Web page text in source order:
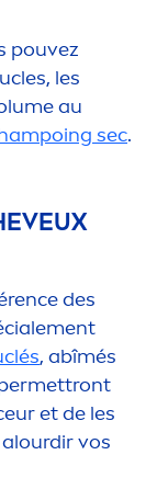
pouvez
les
au
sec.
des
ment
, abîmés
et de les
vos